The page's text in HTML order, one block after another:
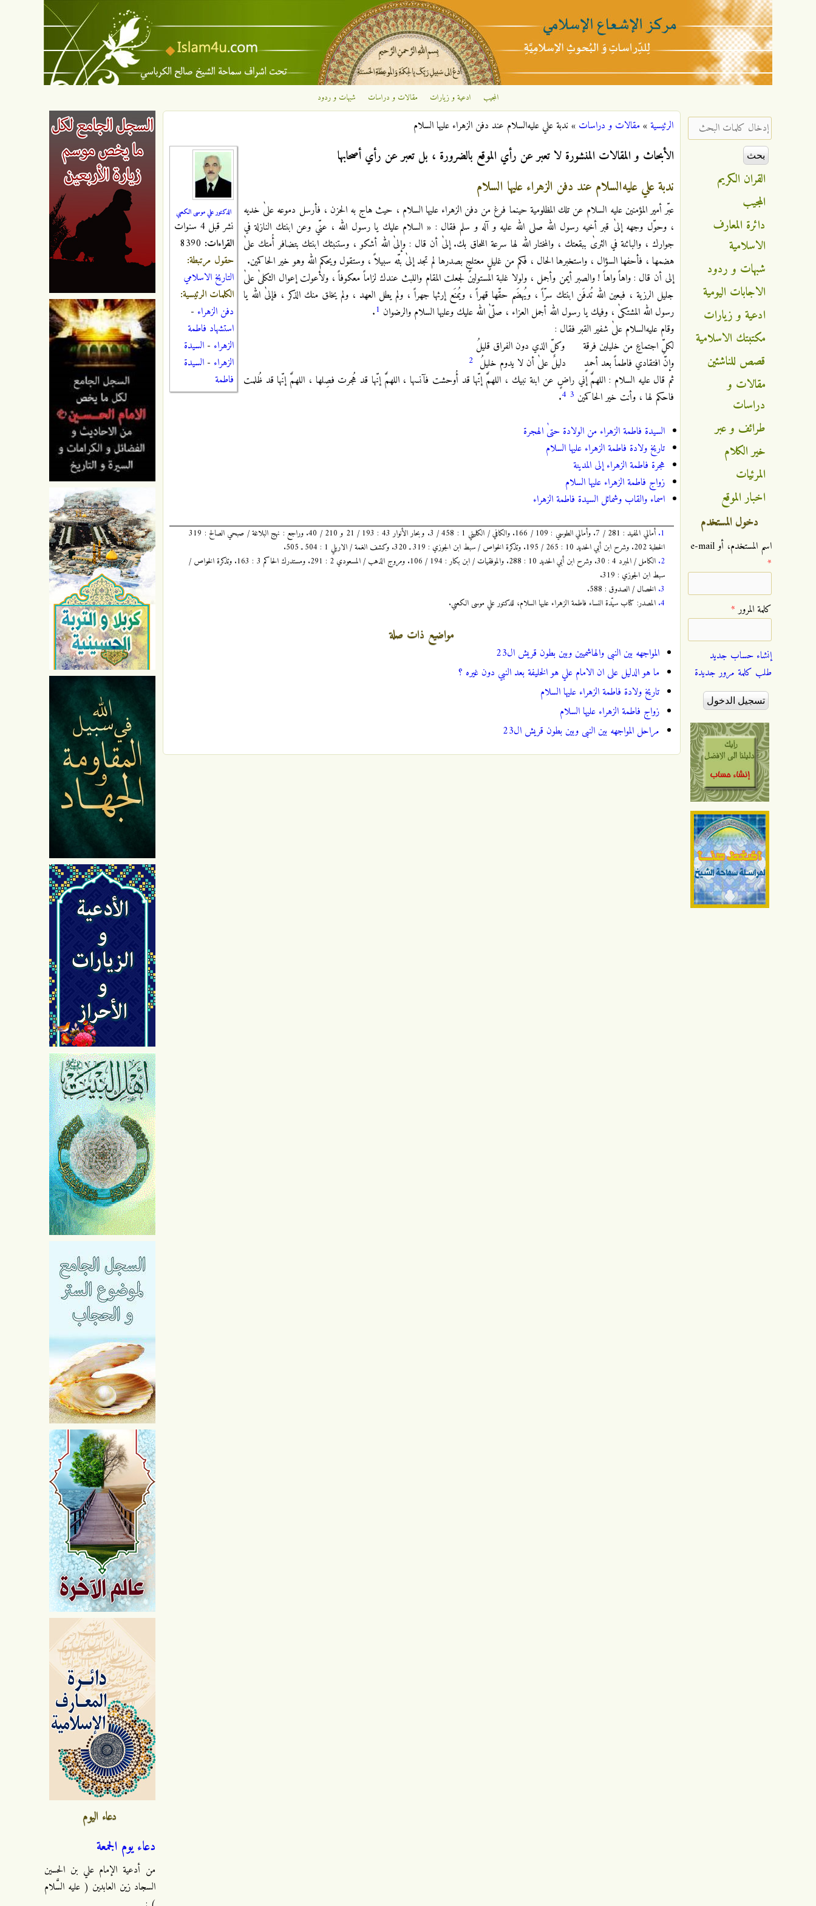
تجاوز إلى المحتوى الرئيسي
الإشعاع
الإسلامي
المجيب ادعية و زيارات مقالات و دراسات شبهات و ردود
أنت هنا
الرئيسية»مقالات و دراسات » ندبة علي عليه‌السلام عند دفن الزهراء عليها‌ السلام
الدكتور علي موسى الكعبي
نشر قبل 4 سنوات
القراءات:
حقول مرتبطة:
التاريخ الاسلامي
الكلمات الرئيسية:
دفن الزهراء -
استشهاد فاطمة
الزهراء - السيدة
الزهراء - السيدة
فاطمة
الأبحاث و المقالات المنشورة لا تعبر عن رأي الموقع بالضرورة ، بل تعبر عن رأي أصحابها
ندبة علي عليه‌السلام عند دفن الزهراء عليها‌ السلام
عبّر أمير المؤمنين عليه‌ السلام عن تلك المظلومية حينما فرغ من دفن الزهراء عليها‌ السلام ، حيث هاج به الحزن ، فأرسل دموعه علىٰ خديه
، وحوّل وجهه إلىٰ قبر أخيه رسول الله صلى‌ الله‌ عليه‌ و آله‌ و سلم فقال : « السلام عليك يا رسول الله ، عنّي وعن ابنتك النازلة في
جوارك ، والبائنة في الثرىٰ ببقعتك ، والمختار الله لها سرعة اللحاق بك. إلىٰ أن قال : وإلىٰ الله أشكو ، وستنبئك ابنتك بتضافر أُمتك علىٰ
هضمها ، فأحفها السؤال ، واستخبرها الحال ، فكم من غليلٍ معتلجٍ بصدرها لم تجد إلىٰ بثّه سبيلاً ، وستقول ويحكم الله وهو خير الحاكمين.
إلى أن قال : واهاً واهاً ! والصبر أيمن وأجمل ، ولولا غلبة المستولين لجعلت المقام واللبث عندك لزاماً معكوفاً ، ولأعولت إعوال الثكلىٰ علىٰ
جليل الرزية ، فبعين الله تُدفَن ابنتك سرّاً ، ويُهضَم حقّها قهراً ، ويُمنَع إرثها جهراً ، ولم يطل العهد ، ولم يخلق منك الذكر ، فإلىٰ الله يا
رسول الله المشتكىٰ ، وفيك يا رسول الله أجمل العزاء ، صلّىٰ الله عليك وعليها‌ السلام والرضوان 1
.
وقام عليه‌السلام علىٰ شفير القبر فقال :
لكلِّ اجتماعٍ من خليلين فرقة وكلّ الذي دون الفراق قليلُ
وإنّ افتقادي فاطماً بعد أحمدٍ دليلٌ علىٰ أن لا يدوم خليلُ 2
ثم قال عليه‌ السلام : اللهمَّ إني راضٍ عن ابنة نبيك ، اللهمَّ إنّها قد أُوحشت فآنسها ، اللهمَّ إنّها قد هُجرت فصِلها ، اللهمَّ إنّها قد ظُلمت
فاحكم لها ، وأنت خير الحاكمين 3
4
.
السيدة فاطمة الزهراء من الولادة حتىٰ الهجرة
تاريخ ولادة فاطمة الزهراء عليها‌ السلام
هجرة فاطمة الزهراء إلى المدينة
زواج فاطمة الزهراء عليها ‌السلام
اسماء والقاب وشمائل السيدة فاطمة الزهراء
1.
أمالي المفيد : 281 / 7. وأمالي الطوسي : 109 / 166. والكافي / الكليني 1 : 458 / 3. وبحار الأنوار 43 : 193 / 21 و 210 / 40. وراجع : نهج البلاغة / صبحي الصالح : 319
الخطبة 202. وشرح ابن أبي الحديد 10 : 265 / 195. وتذكرة الخواص / سبط ابن الجوزي : 319 ـ 320. وكشف الغمة / الاربلي 1 : 504 ـ 505.
2.
الكامل / المبرد 4 : 30. وشرح ابن أبي الحديد 10 : 288. والموفقيات / ابن بكار : 194 / 106. ومروج الذهب / المسعودي 2 : 291. ومستدرك الحاكم 3 : 163. وتذكرة الخواص /
سبط ابن الجوزي : 319.
3. الخصال / الصدوق : 588.
4. المصدر: كتاب سيّدة النساء فاطمة الزهراء عليها السلام، للدكتور علي موسى الكعبي.
مواضيع ذات صلة
المواجهه بين النبى والهاشميين وبين بطون قريش ال‏23
ما هو الدليل على ان الامام علي هو الخليفة بعد النبي دون غيره ؟
تاريخ ولادة فاطمة الزهراء عليها‌ السلام
زواج فاطمة الزهراء عليها ‌السلام
مراحل المواجهه بين النبى وبين بطون قريش ال‏23
دعاء اليوم
دعاء يوم الجمعة
من أدعية الإمام علي بن الحسين
السجاد زين العابدين ( عليه السَّلام
‏إدخال كلمات البحث ‏
القران الكريم
المجيب
دائرة المعارف
الاسلامية
شبهات و ردود
الاجابات اليومية
ادعية و زيارات
مكتبتك الاسلامية
قصص للناشئين
مقالات و
دراسات
طرائف و عبر
خير الكلام
المرئيات
اخبار الموقع
دخول المستخدم
‏اسم المستخدم، أو e-mail
*
‏كلمة المرور ‏*
إنشاء حساب جديد
طلب كلمة مرور جديدة